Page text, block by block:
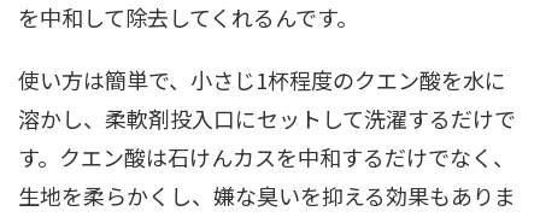
を中和して除去してくれるんです。
使い方は簡単で、小さじ1杯程度のクエン酸を水に
溶かし、柔軟剤投入口にセットして洗濯するだけで
す。クエン酸は石けんカスを中和するだけでなく、
生地を柔らかくし、嫌な臭いを抑える効果もありま